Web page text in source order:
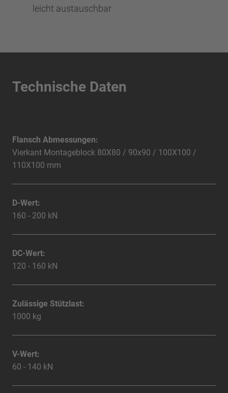
leicht austauschbar
Technische Daten
Flansch Abmessungen:
Vierkant Montageblock 80X80 / 90x90 / 100X100 /
110X100 mm
D-Wert:
160 - 200 kN
DC-Wert:
120 - 160 kN
Zulässige Stützlast:
1000 kg
V-Wert:
60 - 140 kN